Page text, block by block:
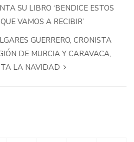
SU LIBRO ‘BENDICE ESTOS
VAMOS A RECIBIR’
GUERRERO, CRONISTA
DE MURCIA Y CARAVACA,
LA NAVIDAD